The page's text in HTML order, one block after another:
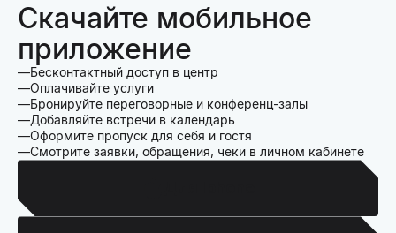
Скачайте мобильное
приложение
Бесконтактный доступ в центр
Оплачивайте услуги
Бронируйте переговорные и конференц-залы
Добавляйте встречи в календарь
Оформите пропуск для себя и гостя
Смотрите заявки, обращения, чеки в личном кабинете